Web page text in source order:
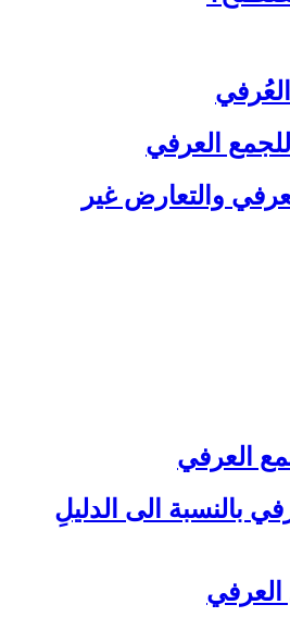
والتعارض غير
بالنسبة الى‏ الدليلِ